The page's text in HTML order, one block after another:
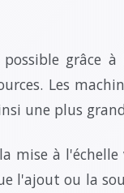
grâce
Les
une plus
mise à
l'ajout ou la